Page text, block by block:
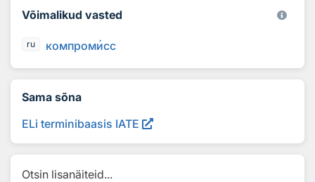
Võimalikud vasted
ru компромисс
Sama sõna
ELi terminibaasis IATE
Otsin lisanäiteid...